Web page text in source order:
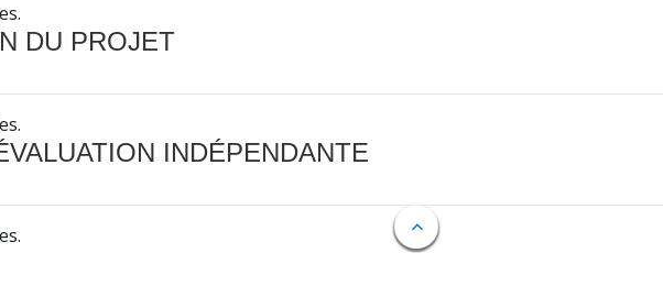
DU PROJET
INDÉPENDANTE